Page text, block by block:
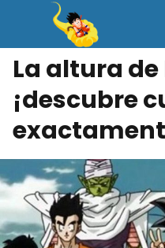
La altura
¡descubre